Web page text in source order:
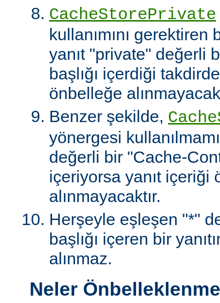
CacheStorePrivate
kullanımını gerektiren
yanıt "private" değerli
başlığı içerdiği
önbelleğe
Benzer şekilde,
yönergesi
değerli bir "Cache-
içeriyorsa yanıt içeriği
alınmayacaktır.
Herşeyle eşleşen "*"
başlığı içeren bir
alınmaz.
Neler